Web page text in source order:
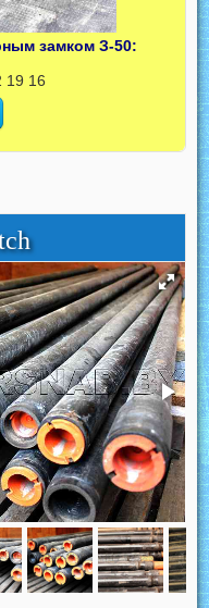
замком З-50:
19 16